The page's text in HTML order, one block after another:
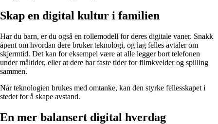
Skap en digital kultur i familien
Har du barn, er du også en rollemodell for deres digitale vaner. Snakk
åpent om hvordan dere bruker teknologi, og lag felles avtaler om
skjermtid. Det kan for eksempel være at alle legger bort telefonen
under måltider, eller at dere har faste tider for filmkvelder og spilling
sammen.
Når teknologien brukes med omtanke, kan den styrke fellesskapet i
stedet for å skape avstand.
En mer balansert digital hverdag